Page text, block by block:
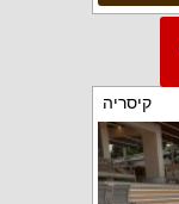
קיסריה